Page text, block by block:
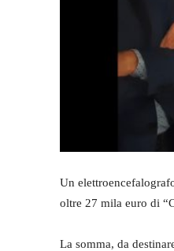
Un
oltre 27 mila euro di
La somma, da